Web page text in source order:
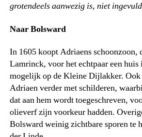
grotendeels aanwezig is, niet
Naar Bolsward
In 1605 koopt Adriaens schoonzoon,
Lamrinck, voor het echtpaar een
mogelijk op de Kleine Dijlakker.
Adriaen verder met schilderen,
dat aan hem wordt toegeschreven,
olieverf zijn voorkeur hadden.
Bolsward weinig zichtbare sporen te